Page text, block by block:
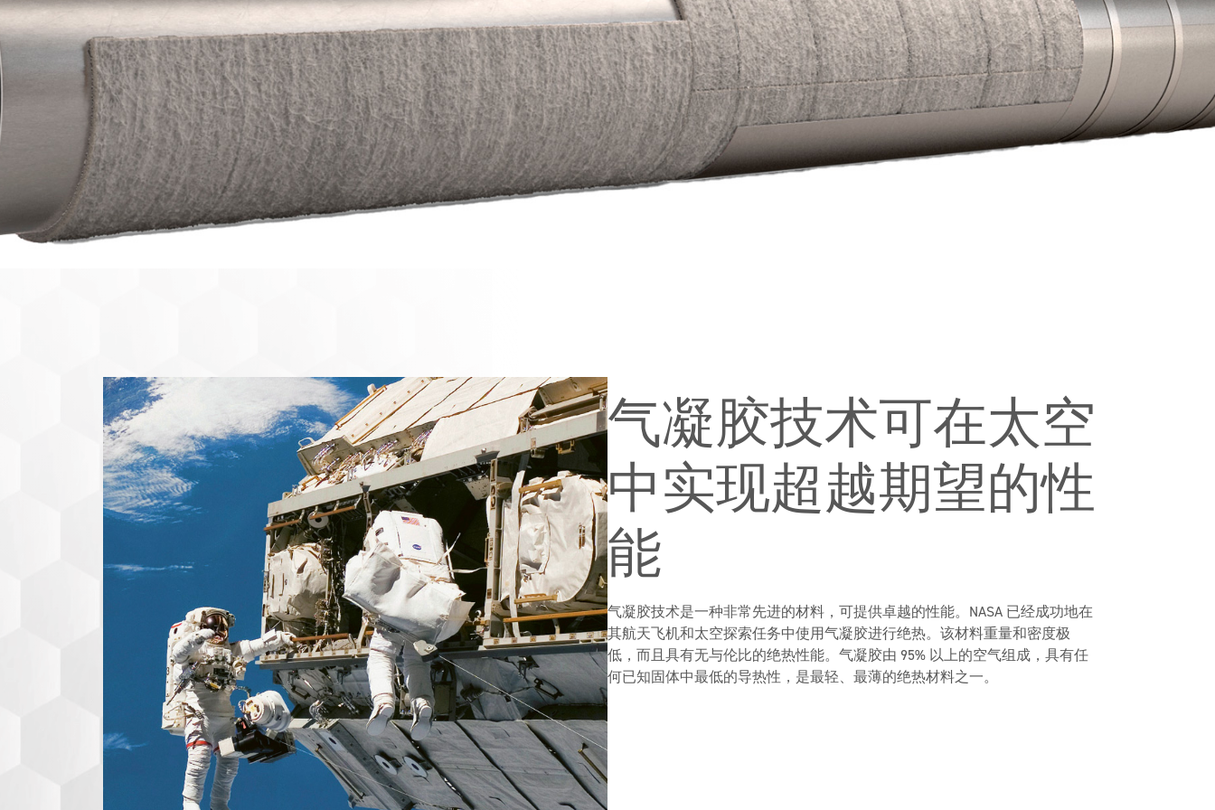
气凝胶技术可在太空
中实现超越期望的性
能
气凝胶技术是一种非常先进的材料，可提供卓越的性能。NASA 已经成功地在
其航天飞机和太空探索任务中使用气凝胶进行绝热。该材料重量和密度极
低，而且具有无与伦比的绝热性能。气凝胶由 95% 以上的空气组成，具有任
何已知固体中最低的导热性，是最轻、最薄的绝热材料之一。